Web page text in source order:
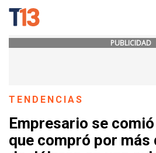
PUBLICIDAD
TENDENCIAS
Empresario se
que compró por más